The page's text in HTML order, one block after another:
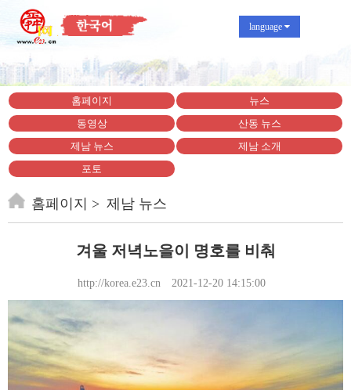
language
홈페이지
뉴스
동영상
산동 뉴스
제남 뉴스
제남 소개
포토
홈페이지 제남 뉴스
겨울 저녁노을이 명호를 비춰
http://korea.e23.cn 2021-12-20 14:15:00